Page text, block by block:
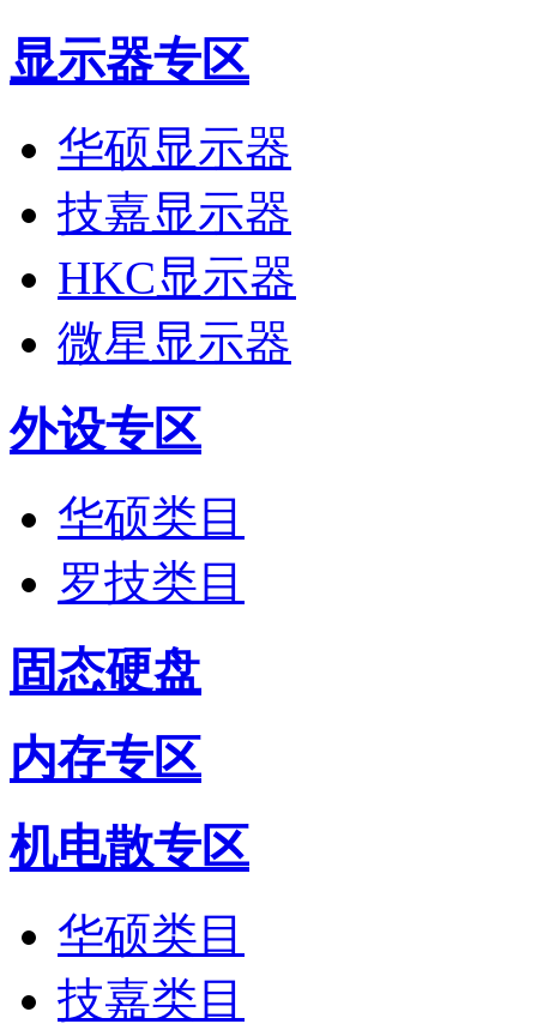
显示器专区
华硕显示器
技嘉显示器
HKC显示器
微星显示器
外设专区
华硕类目
罗技类目
固态硬盘
内存专区
机电散专区
华硕类目
技嘉类目